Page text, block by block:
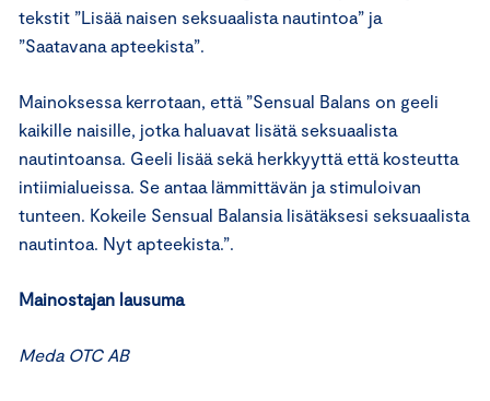
tekstit ”Lisää naisen seksuaalista nautintoa” ja
”Saatavana apteekista”.
Mainoksessa kerrotaan, että ”Sensual Balans on geeli
kaikille naisille, jotka haluavat lisätä seksuaalista
nautintoansa. Geeli lisää sekä herkkyyttä että kosteutta
intiimialueissa. Se antaa lämmittävän ja stimuloivan
tunteen. Kokeile Sensual Balansia lisätäksesi seksuaalista
nautintoa. Nyt apteekista.”.
Mainostajan lausuma
Meda OTC AB